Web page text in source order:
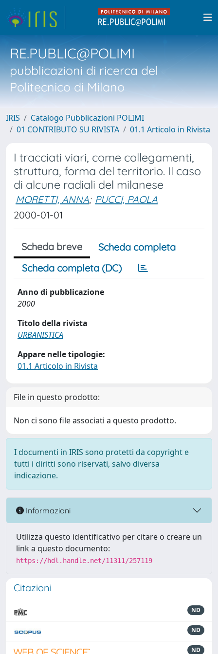
RE.PUBLIC@POLIMI
pubblicazioni di ricerca del
Politecnico di Milano
IRIS
Catalogo Pubblicazioni POLIMI
01 CONTRIBUTO SU RIVISTA
01.1 Articolo in Rivista
I tracciati viari, come collegamenti,
struttura, forma del territorio. Il caso
di alcune radiali del milanese
MORETTI, ANNA; PUCCI, PAOLA
2000-01-01
Scheda breve
Scheda completa
Scheda completa (DC)
Anno di pubblicazione
2000
Titolo della rivista
URBANISTICA
Appare nelle tipologie:
01.1 Articolo in Rivista
File in questo prodotto:
Non ci sono file associati a questo prodotto.
I documenti in IRIS sono protetti da copyright e
tutti i diritti sono riservati, salvo diversa
indicazione.
Informazioni
Utilizza questo identificativo per citare o creare un
link a questo documento:
https://hdl.handle.net/11311/257119
Citazioni
ND
ND
ND